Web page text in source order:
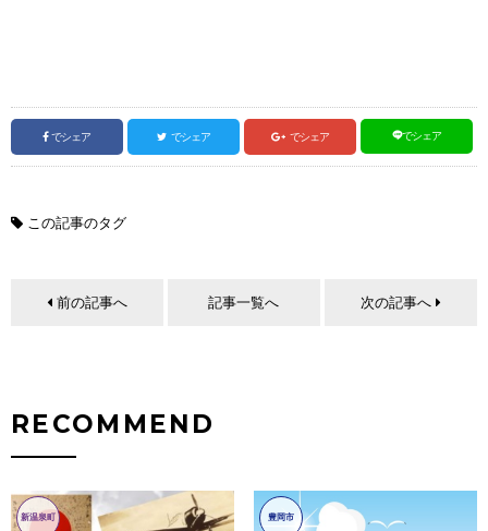
でシェア でシェア でシェア でシェア
この記事のタグ
前の記事へ 記事一覧へ 次の記事へ
RECOMMEND
新温泉町 豊岡市